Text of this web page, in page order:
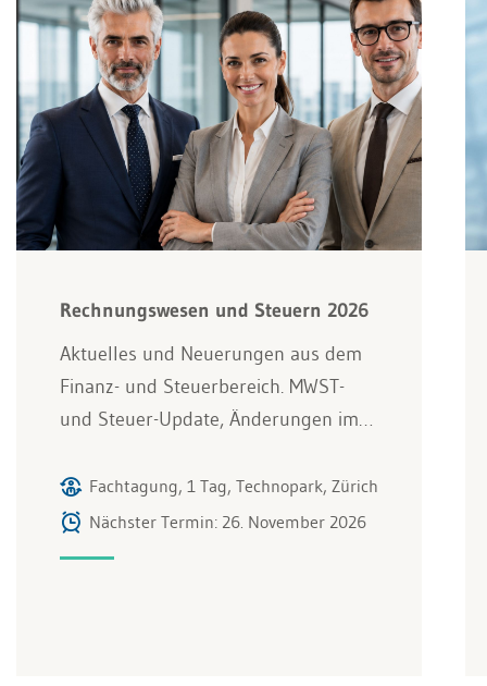
Rechnungswesen und Steuern 2026
Aktuelles und Neuerungen aus dem
Finanz- und Steuerbereich. MWST-
und Steuer-Update, Änderungen im…
Fachtagung, 1 Tag, Technopark, Zürich
Nächster Termin: 26. November 2026